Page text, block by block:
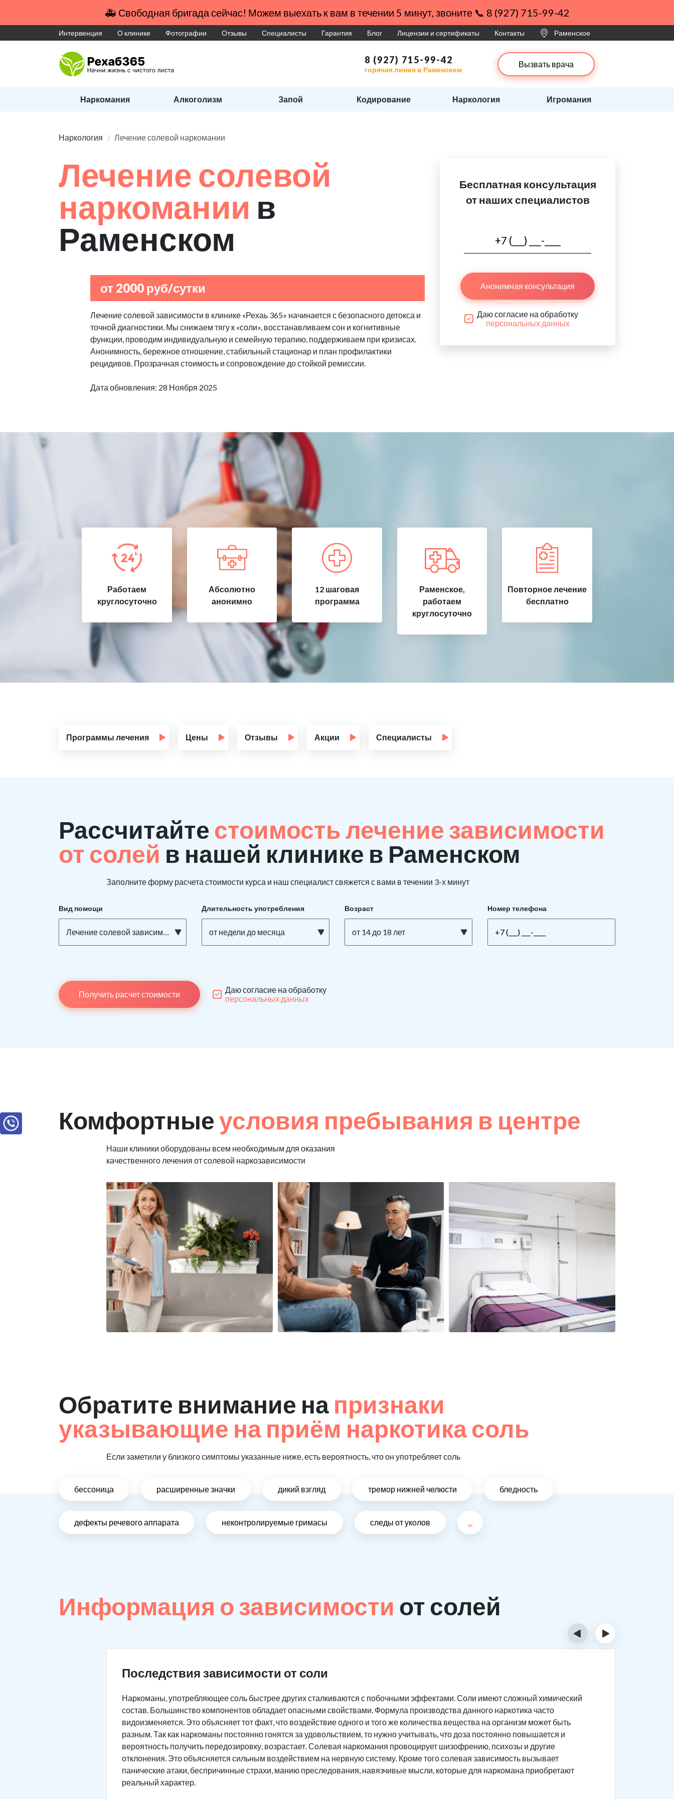
🚑 Свободная бригада сейчас! Можем выехать к вам в течении 5 минут, звоните 📞 8 (927) 715-99-42
Интервенция О клинике Фотографии Отзывы Специалисты Гарантия Блог Лицензии и сертификаты Контакты Раменское
8 (927) 715-99-42
горячая линия в Раменском
Вызвать врача
Наркомания Алкоголизм Запой Кодирование Наркология Игромания
Наркология Лечение солевой наркомании
Лечение солевой
наркомании в
Раменском
от 2000 руб/сутки
Лечение солевой зависимости в клинике «Рехаь 365» начинается с безопасного детокса и
точной диагностики. Мы снижаем тягу к «соли», восстанавливаем сон и когнитивные
функции, проводим индивидуальную и семейную терапию, поддерживаем при кризисах.
Анонимность, бережное отношение, стабильный стационар и план профилактики
рецидивов. Прозрачная стоимость и сопровождение до стойкой ремиссии.
Дата обновления: 28 Ноября 2025
Бесплатная консультация
от наших специалистов
Анонимная консультация
Даю согласие на обработку
персональных данных
Работаем
круглосуточно
Абсолютно
анонимно
12 шаговая
программа
Раменское,
работаем
круглосуточно
Повторное лечение
бесплатно
Программы лечения Цены Отзывы Акции Специалисты
Рассчитайте стоимость лечение зависимости
от солей в нашей клинике в Раменском
Заполните форму расчета стоимости курса и наш специалист свяжется с вами в течении 3-х минут
Вид помощи
Лечение солевой зависимости
Длительность употребления
от недели до месяца
Возраст
от 14 до 18 лет
Номер телефона
Получить расчет стоимости
Даю согласие на обработку
персональных данных
Комфортныеусловия пребывания в центре
Наши клиники оборудованы всем необходимым для оказания
качественного лечения от солевой наркозависимости
Обратите внимание на признаки
указывающие на приём наркотика соль
Если заметили у близкого симптомы указанные ниже, есть вероятность, что он употребляет соль
бессоница расширенные значки дикий взгляд тремор нижней челюсти бледность
дефекты речевого аппарата неконтролируемые гримасы следы от уколов ...
Информация о зависимости от солей
Последствия зависимости от соли
Наркоманы, употребляющее соль быстрее других сталкиваются с побочными эффектами. Соли имеют сложный химический
состав. Большинство компонентов обладает опасными свойствами. Формула производства данного наркотика часто
видоизменяется. Это объясняет тот факт, что воздействие одного и того же количества вещества на организм может быть
разным. Так как наркоманы постоянно гонятся за удовольствием, то нужно учитывать, что доза постоянно повышается и
вероятность получить передозировку, возрастает. Солевая наркомания провоцирует шизофрению, психозы и другие
отклонения. Это объясняется сильным воздействием на нервную систему. Кроме того солевая зависимость вызывает
панические атаки, беспричинные страхи, манию преследования, навязчивые мысли, которые для наркомана приобретают
реальный характер.
‹ ›